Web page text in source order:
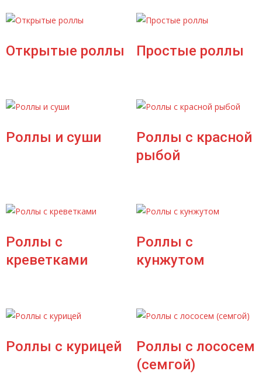
Открытые роллы Простые роллы
Роллы и суши
Роллы с красной
рыбой
Роллы с
креветками
Роллы с
кунжутом
Роллы с курицей
Роллы с лососем
(семгой)